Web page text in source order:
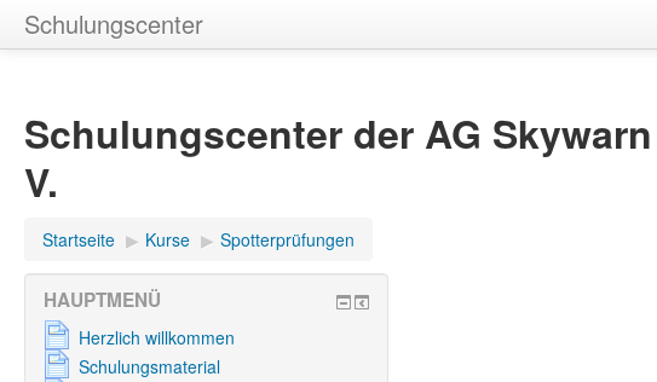
Schulungscenter
Schulungscenter der AG
V.
Startseite ▶︎ Kurse ▶︎ Spotterprüfungen
HAUPTMENÜ
Herzlich willkommen
Schulungsmaterial